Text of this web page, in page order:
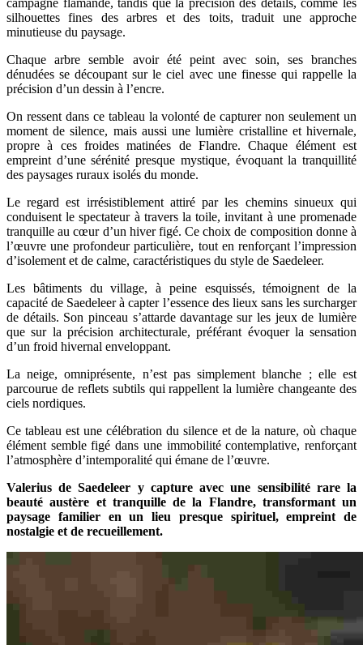
silhouettes fines des arbres et des toits, traduit une approche
minutieuse du paysage.
Chaque arbre semble avoir été peint avec soin, ses branches
dénudées se découpant sur le ciel avec une finesse qui rappelle la
précision d’un dessin à l’encre.
On ressent dans ce tableau la volonté de capturer non seulement un
moment de silence, mais aussi une lumière cristalline et hivernale,
propre à ces froides matinées de Flandre. Chaque élément est
empreint d’une sérénité presque mystique, évoquant la tranquillité
des paysages ruraux isolés du monde.
Le regard est irrésistiblement attiré par les chemins sinueux qui
conduisent le spectateur à travers la toile, invitant à une promenade
tranquille au cœur d’un hiver figé. Ce choix de composition donne à
l’œuvre une profondeur particulière, tout en renforçant l’impression
d’isolement et de calme, caractéristiques du style de Saedeleer.
Les bâtiments du village, à peine esquissés, témoignent de la
capacité de Saedeleer à capter l’essence des lieux sans les surcharger
de détails. Son pinceau s’attarde davantage sur les jeux de lumière
que sur la précision architecturale, préférant évoquer la sensation
d’un froid hivernal enveloppant.
La neige, omniprésente, n’est pas simplement blanche ; elle est
parcourue de reflets subtils qui rappellent la lumière changeante des
ciels nordiques.
Ce tableau est une célébration du silence et de la nature, où chaque
élément semble figé dans une immobilité contemplative, renforçant
l’atmosphère d’intemporalité qui émane de l’œuvre.
Valerius de Saedeleer y capture avec une sensibilité rare la
beauté austère et tranquille de la Flandre, transformant un
paysage familier en un lieu presque spirituel, empreint de
nostalgie et de recueillement.